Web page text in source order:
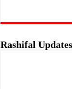
Rashifal Updates